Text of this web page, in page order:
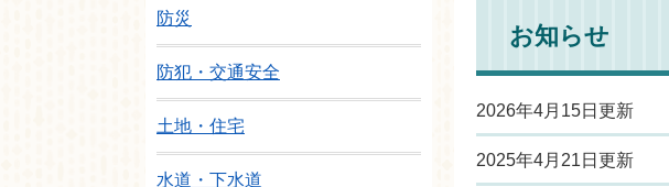
お知らせ
2026年4月15日更新
2025年4月21日更新
防災
防犯・交通安全
土地・住宅
水道・下水道